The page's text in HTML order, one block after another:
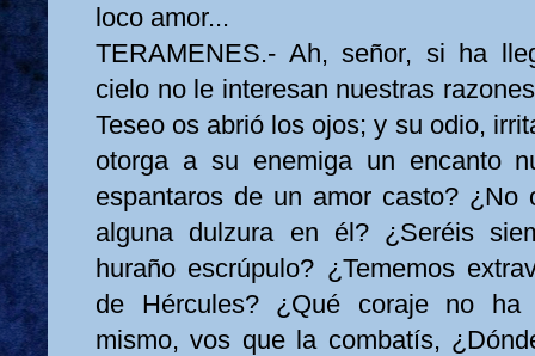
loco amor...
TERAMENES.- Ah, señor, si ha
cielo no le interesan nuestras
Teseo os abrió los ojos; y su odio,
otorga a su enemiga un encanto
espantaros de un amor casto? ¿No
alguna dulzura en él? ¿Seréis
huraño escrúpulo? ¿Tememos
de Hércules? ¿Qué coraje no ha
mismo, vos que la combatís,